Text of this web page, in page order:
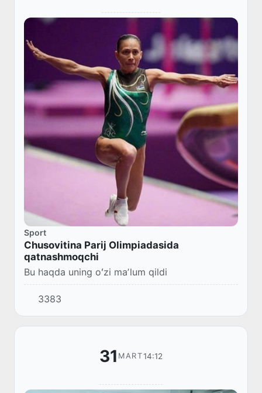
Sport
Chusovitina Parij Olimpiadasida
qatnashmoqchi
Bu haqda uning oʻzi maʼlum qildi
3383
31 MART14:12